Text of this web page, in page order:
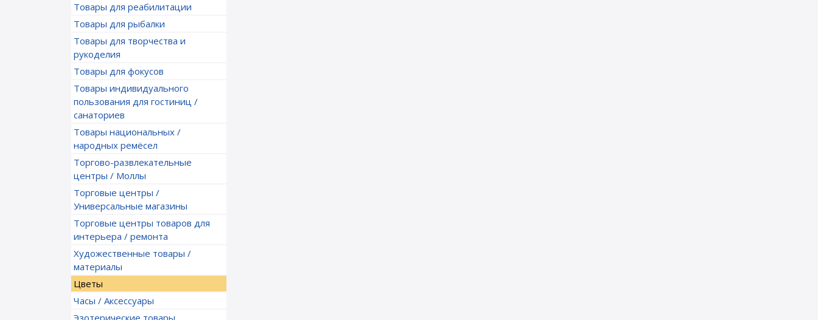
Товары для реабилитации
Товары для рыбалки
Товары для творчества и
рукоделия
Товары для фокусов
Товары индивидуального
пользования для гостиниц /
санаториев
Товары национальных /
народных ремёсел
Торгово-развлекательные
центры / Моллы
Торговые центры /
Универсальные магазины
Торговые центры товаров для
интерьера / ремонта
Художественные товары /
материалы
Цветы
Часы / Аксессуары
Эзотерические товары